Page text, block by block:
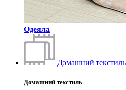
Одеяла
Домашний текстиль
Домашний текстиль